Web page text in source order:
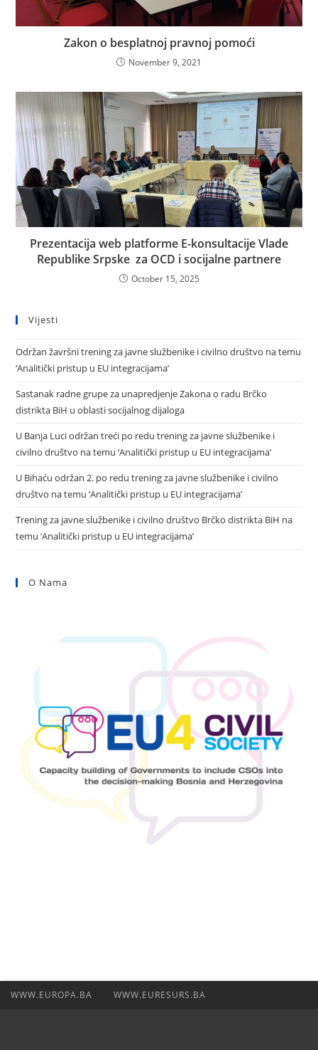
Zakon o besplatnoj pravnoj pomoći
November 9, 2021
Prezentacija web platforme E-konsultacije Vlade
Republike Srpske za OCD i socijalne partnere
October 15, 2025
Vijesti
Održan žavršni trening za javne službenike i civilno društvo na temu
‘Analitički pristup u EU integracijama’
Sastanak radne grupe za unapredjenje Zakona o radu Brčko
distrikta BiH u oblasti socijalnog dijaloga
U Banja Luci održan treći po redu trening za javne službenike i
civilno društvo na temu ‘Analitički pristup u EU integracijama’
U Bihaću održan 2. po redu trening za javne službenike i civilno
društvo na temu ‘Analitički pristup u EU integracijama’
Trening za javne službenike i civilno društvo Brčko distrikta BiH na
temu ‘Analitički pristup u EU integracijama’
O Nama
WWW.EUROPA.BA WWW.EURESURS.BA